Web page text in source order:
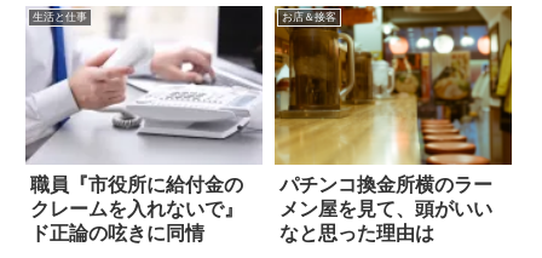
生活と仕事
職員『市役所に給付金の
クレームを入れないで』
ド正論の呟きに同情
お店＆接客
パチンコ換金所横のラー
メン屋を見て、頭がいい
なと思った理由は